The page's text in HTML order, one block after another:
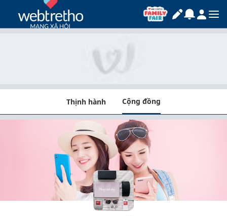
Thịnh hành Cộng đồng